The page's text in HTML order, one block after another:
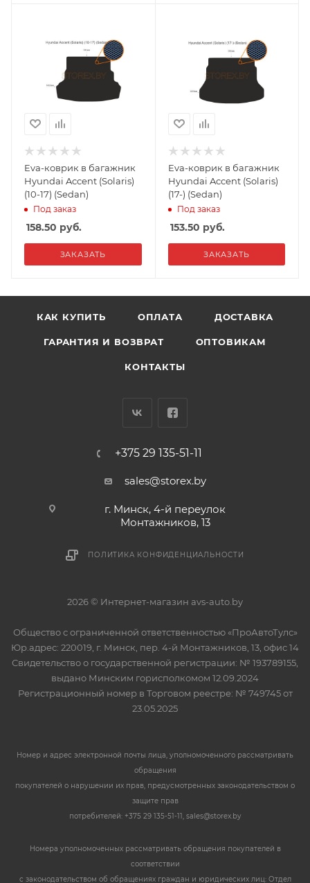
Eva-коврик в багажник
Hyundai Accent (Solaris)
(10-17) (Sedan)
Под заказ
158.50 руб.
ЗАКАЗАТЬ
Eva-коврик в багажник
Hyundai Accent (Solaris)
(17-) (Sedan)
Под заказ
153.50 руб.
ЗАКАЗАТЬ
КАК КУПИТЬ ОПЛАТА ДОСТАВКА
ГАРАНТИЯ И ВОЗВРАТ ОПТОВИКАМ
КОНТАКТЫ
+375 29 135-51-11
sales@storex.by
г. Минск, 4-й переулок
Монтажников, 13
ПОЛИТИКА КОНФИДЕНЦИАЛЬНОСТИ
2026 © Интернет-магазин avs-auto.by
Общество с ограниченной ответственностью «ПроАвтоТулс»
Юр.адрес: 220019, г. Минск, пер. 4-й Монтажников, 13, офис 14
Свидетельство о государственной регистрации: № 193789155,
выдано Минским горисполкомом 12.09.2024
Регистрационный номер в Торговом реестре: № 749745 от
23.05.2025
Номер и адрес электронной почты лица, уполномоченного рассматривать
обращения
покупателей о нарушении их прав, предусмотренных законодательством о
защите прав
потребителей: +375 29 135-51-11, sales@storex.by
Номера уполномоченных рассматривать обращения покупателей в
соответствии
с законодательством об обращениях граждан и юридических лиц: Отдел